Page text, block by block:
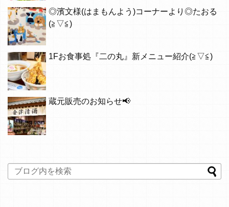
◎濱文様(はまもんよう)コーナーより◎たおる
(≧▽≦)
1Fお食事処『二の丸』新メニュー紹介(≧▽≦)
蔵元販売のお知らせ📢